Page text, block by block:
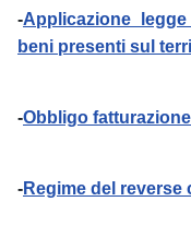
-Applicazione
beni presenti sul
-Obbligo
-Regime del reverse